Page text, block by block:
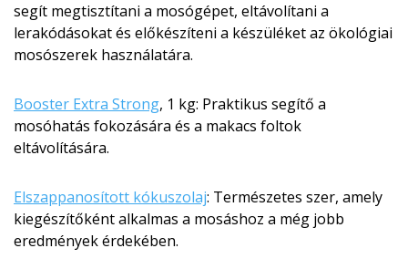
segít megtisztítani a mosógépet, eltávolítani a
lerakódásokat és előkészíteni a készüléket az ökológiai
mosószerek használatára.
Booster Extra Strong, 1 kg: Praktikus segítő a
mosóhatás fokozására és a makacs foltok
eltávolítására.
Elszappanosított kókuszolaj: Természetes szer, amely
kiegészítőként alkalmas a mosáshoz a még jobb
eredmények érdekében.